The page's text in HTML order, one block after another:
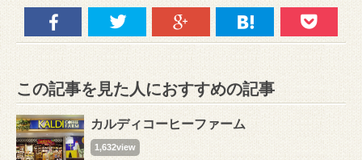
この記事を見た人におすすめの記事
カルディコーヒーファーム
1,632view